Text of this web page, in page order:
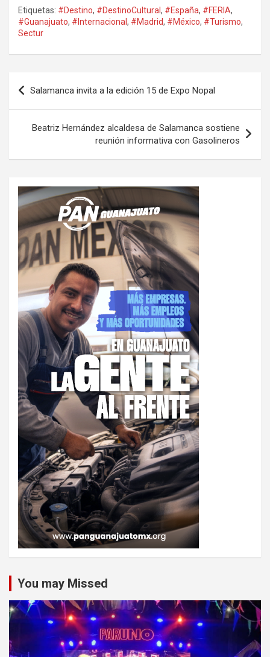
Etiquetas: #Destino, #DestinoCultural, #España, #FERIA,
#Guanajuato, #Internacional, #Madrid, #México, #Turismo,
Sectur
Navegación
de
entradas
Salamanca invita a la edición 15 de Expo Nopal
Beatriz Hernández alcaldesa de Salamanca sostiene
reunión informativa con Gasolineros
You may Missed